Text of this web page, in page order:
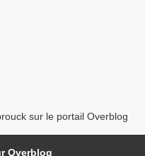
sur le portail Overblog
Overblog